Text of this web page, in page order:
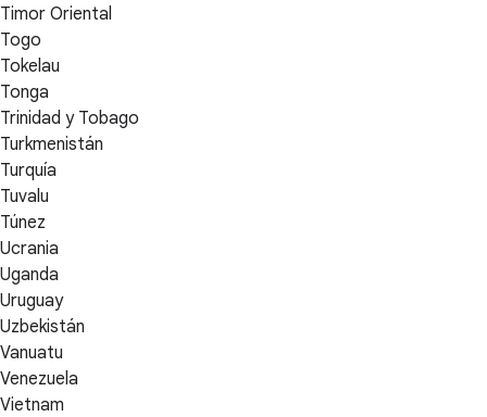
Timor Oriental
Togo
Tokelau
Tonga
Trinidad y Tobago
Turkmenistán
Turquía
Tuvalu
Túnez
Ucrania
Uganda
Uruguay
Uzbekistán
Vanuatu
Venezuela
Vietnam